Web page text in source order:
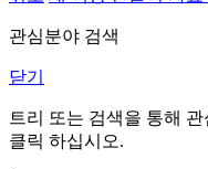
관심분야 검색
닫기
트리 또는 검색을 통해
클릭 하십시오.